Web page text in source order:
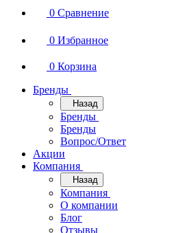
0 Сравнение
0 Избранное
0 Корзина
Бренды
Назад
Бренды
Бренды
Вопрос/Ответ
Акции
Компания
Назад
Компания
О компании
Блог
Отзывы